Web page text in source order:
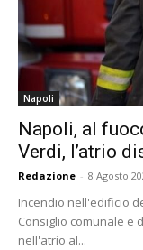
Napoli
Napoli, al
Verdi, l’atrio
Redazione - 8 Agosto
Incendio nell'edificio
Consiglio comunale e
nell'atrio al...